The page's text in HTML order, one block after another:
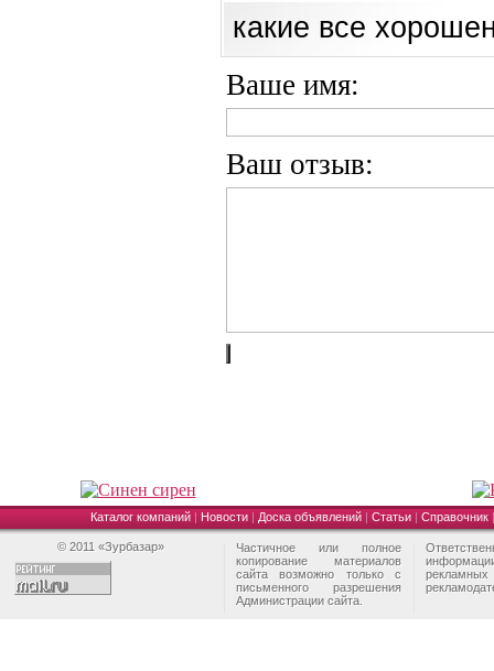
какие все
Ваше имя:
Ваш отзыв:
Каталог компаний| Новости| Доска объявлений| Статьи| Справочник
© 2011 «Зурбазар»
Частичное или полное
копирование материалов
сайта возможно только с
письменного разрешения
Администрации сайта.